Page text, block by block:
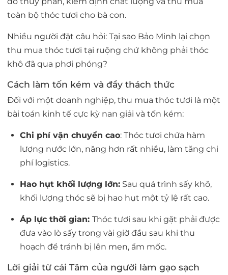
toàn bộ thóc tươi cho bà con.
Nhiều người đặt câu hỏi: Tại sao Bảo Minh lại chọn
thu mua thóc tươi tại ruộng chứ không phải thóc
khô đã qua phơi phóng?
Cách làm tốn kém và đầy thách thức
Đối với một doanh nghiệp, thu mua thóc tươi là một
bài toán kinh tế cực kỳ nan giải và tốn kém:
Chi phí vận chuyển cao: Thóc tươi chứa hàm
lượng nước lớn, nặng hơn rất nhiều, làm tăng chi
phí logistics.
Hao hụt khối lượng lớn: Sau quá trình sấy khô,
khối lượng thóc sẽ bị hao hụt một tỷ lệ rất cao.
Áp lực thời gian: Thóc tươi sau khi gặt phải được
đưa vào lò sấy trong vài giờ đầu sau khi thu
hoạch để tránh bị lên men, ẩm mốc.
Lời giải từ cái Tâm của người làm gạo sạch